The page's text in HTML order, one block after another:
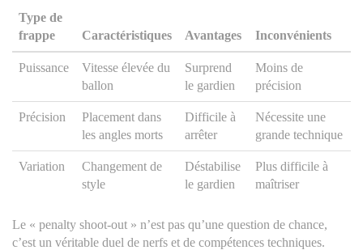
Type de
frappe
Caractéristiques Avantages Inconvénients
Puissance
Vitesse élevée du
ballon
Surprend
le gardien
Moins de
précision
Précision
Placement dans
les angles morts
Difficile à
arrêter
Nécessite une
grande technique
Variation
Changement de
style
Déstabilise
le gardien
Plus difficile à
maîtriser
Le « penalty shoot-out » n’est pas qu’une question de chance,
c’est un véritable duel de nerfs et de compétences techniques.